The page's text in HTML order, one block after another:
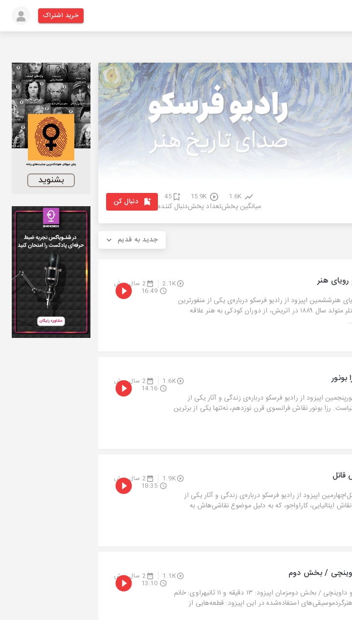
خرید اشتراک
1.6K
میانگین پخش
15.9K
تعداد پخش
45
دنبال کننده دنبال کن
جدید به قدیم
هنر 2.1K 2 سال پیش
هنرششمین اپیزود از رادیو فرسکو درباره‌ی یکی از منفورترین
شخصیت‌های تاریخه. آدولف هیتلر متولد سال ۱۸۸۹ در اتریش، از دوران کودکی به هنر علاقه
16:49
بونور 1.6K 2 سال پیش
اپیزود از رادیو فرسکو درباره‌ی زندگی و آثار یکی از
رزا بونور نقاش فرانسوی قرن نوزدهم، نه‌تنها یکی از برترین
14:16
قاتل 1.9K 2 سال پیش
اپیزود از رادیو فرسکو درباره‌ی زندگی و آثار یکی از
ایتالیایی، کاراواجو، که به دلیل موضوع نقاشی‌هاش به
18:35
/ بخش دوم 1.1K 2 سال پیش
اپیزود سوم: زندگی و آثار لئوناردو داوینچی / بخش دومزمان اپیزود: ۱۳ دقیقه و ۱۱ ثانیهراوی: خانم
استفاده‌شده در این اپیزود: قطعه‌هایی از
13:10